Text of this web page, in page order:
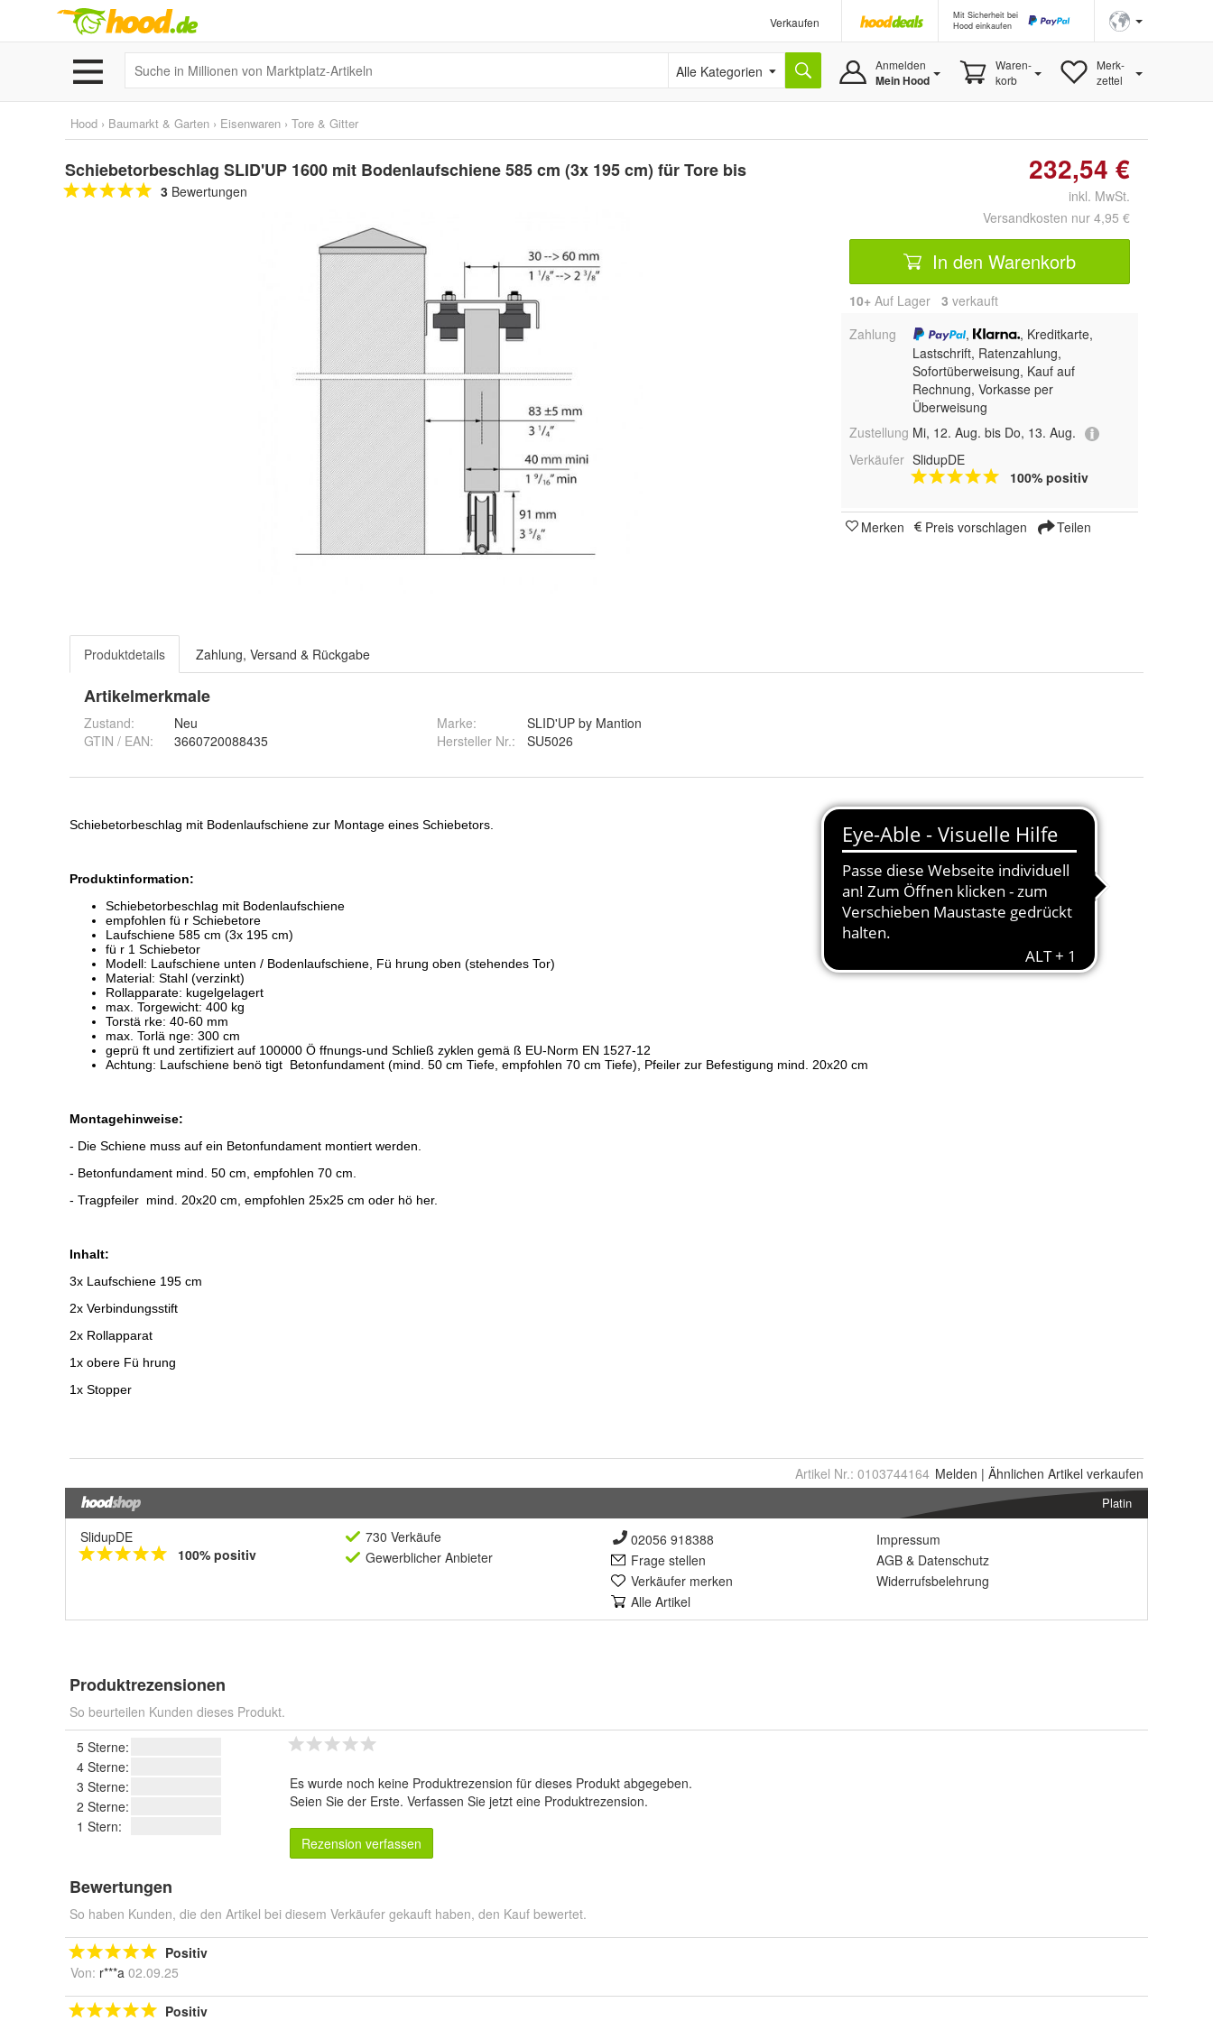
Verkaufen
Mit Sicherheit bei
Hood einkaufen
Alle Kategorien Anmelden
Mein Hood
Waren-
korb
Merk-
zettel
Hood › Baumarkt & Garten › Eisenwaren › Tore & Gitter
Schiebetorbeschlag SLID'UP 1600 mit Bodenlaufschiene 585 cm (3x 195 cm) für Tore bis
3 Bewertungen
232,54 €
inkl. MwSt.
Versandkosten nur 4,95 €
In den Warenkorb
10+ Auf Lager 3 verkauft
Zahlung
,
, Kreditkarte,
Lastschrift, Ratenzahlung,
Sofortüberweisung, Kauf auf
Rechnung, Vorkasse per
Überweisung
Zustellung Mi, 12. Aug. bis Do, 13. Aug.
Verkäufer SlidupDE
100% positiv
Merken Preis vorschlagen Teilen
Produktdetails Zahlung, Versand & Rückgabe
Artikelmerkmale
Zustand:
Neu
GTIN / EAN:
3660720088435
Marke:
SLID'UP by Mantion
Hersteller Nr.:
SU5026
Artikel Nr.: 0103744164 Melden | Ähnlichen Artikel verkaufen
Platin
SlidupDE
100% positiv
730 Verkäufe
Gewerblicher Anbieter
02056 918388
Frage stellen
Verkäufer merken
Alle Artikel
Impressum
AGB & Datenschutz
Widerrufsbelehrung
Produktrezensionen
So beurteilen Kunden dieses Produkt.
5 Sterne:
4 Sterne:
3 Sterne:
2 Sterne:
1 Stern:
Es wurde noch keine Produktrezension für dieses Produkt abgegeben.
Seien Sie der Erste. Verfassen Sie jetzt eine Produktrezension.
Rezension verfassen
Bewertungen
So haben Kunden, die den Artikel bei diesem Verkäufer gekauft haben, den Kauf bewertet.
Positiv
Von: r***a 02.09.25
Positiv